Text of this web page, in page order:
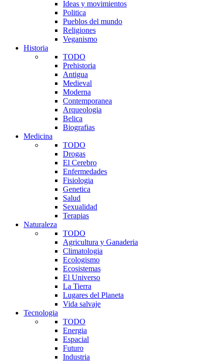
Ideas y movimientos
Politica
Pueblos del mundo
Religiones
Veganismo
Historia
TODO
Prehistoria
Antigua
Medieval
Moderna
Contemporanea
Arqueologia
Belica
Biografias
Medicina
TODO
Drogas
El Cerebro
Enfermedades
Fisiologia
Genetica
Salud
Sexualidad
Terapias
Naturaleza
TODO
Agricultura y Ganaderia
Climatologia
Ecologismo
Ecosistemas
El Universo
La Tierra
Lugares del Planeta
Vida salvaje
Tecnologia
TODO
Energia
Espacial
Futuro
Industria